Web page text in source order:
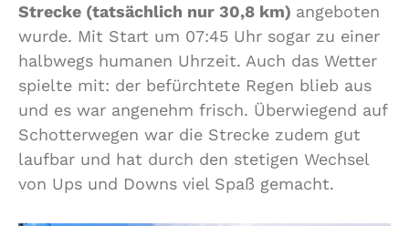
Strecke (tatsächlich nur 30,8 km) angeboten
wurde. Mit Start um 07:45 Uhr sogar zu einer
halbwegs humanen Uhrzeit. Auch das Wetter
spielte mit: der befürchtete Regen blieb aus
und es war angenehm frisch. Überwiegend auf
Schotterwegen war die Strecke zudem gut
laufbar und hat durch den stetigen Wechsel
von Ups und Downs viel Spaß gemacht.